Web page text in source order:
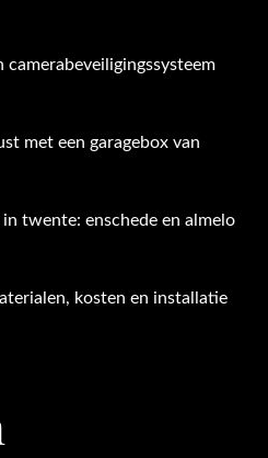
camerabeveiligingssysteem
met een garagebox van
twente: enschede en almelo
kosten en installatie